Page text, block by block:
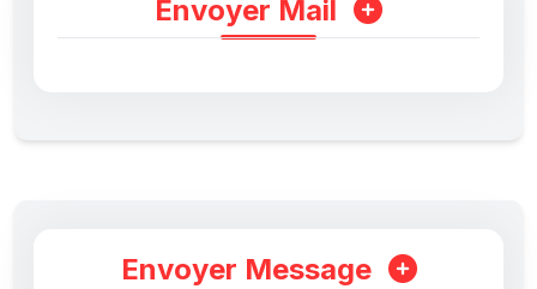
Envoyer Mail
Envoyer Message